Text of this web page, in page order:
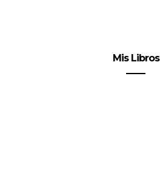
Mis Libros